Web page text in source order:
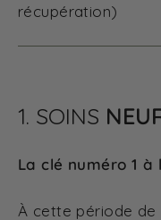
récupération)
1. SOINS
La clé numéro 1 à
À cette période de